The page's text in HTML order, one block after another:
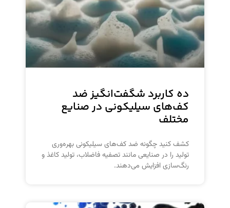
ده کاربرد شگفت‌انگیز ضد
کف‌های سیلیکونی در صنایع
مختلف
کشف کنید چگونه ضد کف‌های سیلیکونی بهره‌وری
تولید را در صنایعی مانند تصفیه فاضلاب، تولید کاغذ و
رنگ‌سازی افزایش می‌دهند.